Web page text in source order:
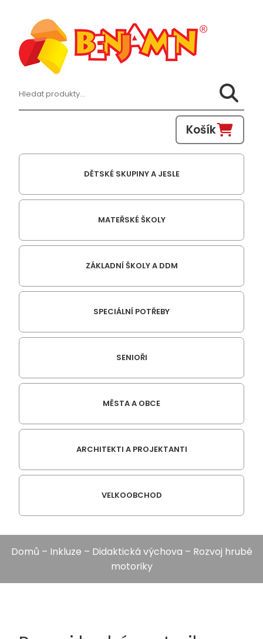
Hledat:
Košík
DĚTSKÉ SKUPINY A JESLE
MATEŘSKÉ ŠKOLY
ZÁKLADNÍ ŠKOLY A DDM
SPECIÁLNÍ POTŘEBY
SENIOŘI
MĚSTA A OBCE
ARCHITEKTI A PROJEKTANTI
VELKOOBCHOD
Domů – Inkluze – Didaktická výchova – Rozvoj hrubé
motoriky